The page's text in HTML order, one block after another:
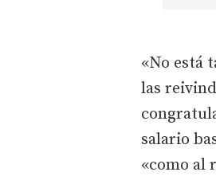
«No está
las
salario
«como al